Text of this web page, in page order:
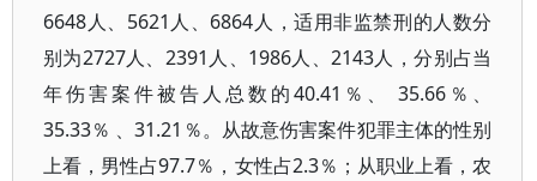
6648人、5621人、6864人，适用非监禁刑的人数分
别为2727人、2391人、1986人、2143人，分别占当
年伤害案件被告人总数的40.41％、 35.66％、
35.33％ 、31.21％。从故意伤害案件犯罪主体的性别
上看，男性占97.7％，女性占2.3％；从职业上看，农